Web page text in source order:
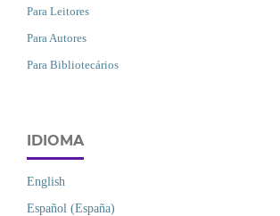
Para Leitores
Para Autores
Para Bibliotecários
IDIOMA
English
Español (España)